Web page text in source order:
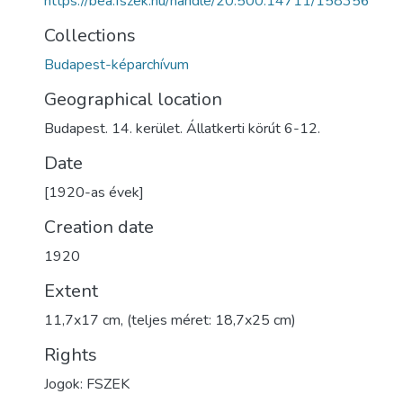
Collections
Budapest-képarchívum
Geographical location
Budapest. 14. kerület. Állatkerti körút 6-12.
Date
[1920-as évek]
Creation date
1920
Extent
11,7x17 cm, (teljes méret: 18,7x25 cm)
Rights
Jogok: FSZEK